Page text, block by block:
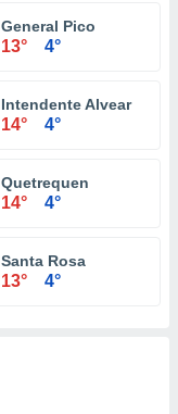
General Pico
13° 4°
Intendente Alvear
14° 4°
Quetrequen
14° 4°
Santa Rosa
13° 4°